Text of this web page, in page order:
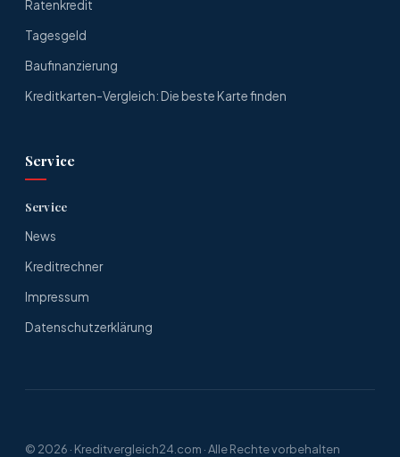
Ratenkredit
Tagesgeld
Baufinanzierung
Kreditkarten-Vergleich: Die beste Karte finden
Service
Service
News
Kreditrechner
Impressum
Datenschutzerklärung
© 2026 · Kreditvergleich24.com · Alle Rechte vorbehalten